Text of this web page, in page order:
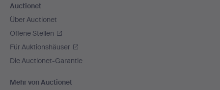
Auctionet
Über Auctionet
Offene Stellen
Für Auktionshäuser
Die Auctionet-Garantie
Mehr von Auctionet